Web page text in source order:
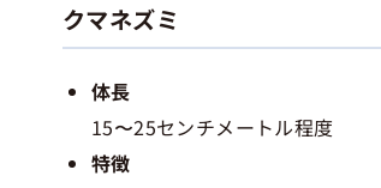
クマネズミ
体長
15〜25センチメートル程度
特徴